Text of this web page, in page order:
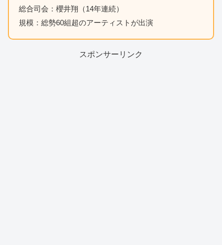
総合司会：櫻井翔（14年連続）
規模：総勢60組超のアーティストが出演
スポンサーリンク